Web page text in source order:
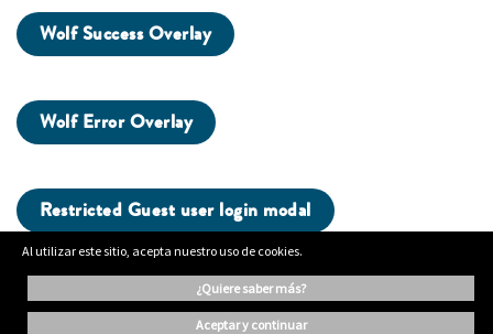
Wolf Success Overlay
Wolf Error Overlay
Restricted Guest user login modal
Al utilizar este sitio, acepta nuestro uso de cookies.
¿quiere saber más?
aceptar y continuar